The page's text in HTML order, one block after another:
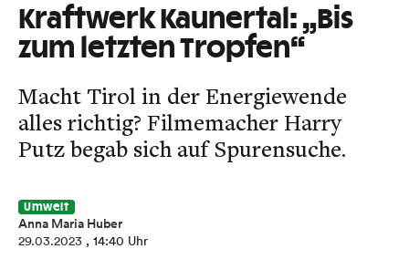
Kraftwerk Kaunertal: „Bis
zum letzten Tropfen“
Macht Tirol in der Energiewende
alles richtig? Filmemacher Harry
Putz begab sich auf Spurensuche.
Umwelt
Anna Maria Huber
29.03.2023 , 14:40 Uhr